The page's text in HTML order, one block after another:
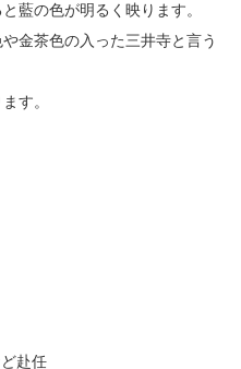
藍の色が明るく映ります。
金茶色の入った三井寺と言う
す。
赴任